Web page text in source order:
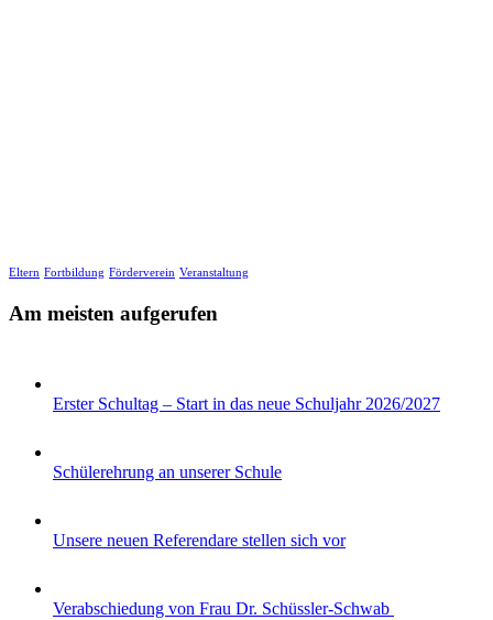
Eltern Fortbildung Förderverein Veranstaltung
Am meisten aufgerufen
Erster Schultag – Start in das neue Schuljahr 2026/2027
Schülerehrung an unserer Schule
Unsere neuen Referendare stellen sich vor
Verabschiedung von Frau Dr. Schüssler-Schwab